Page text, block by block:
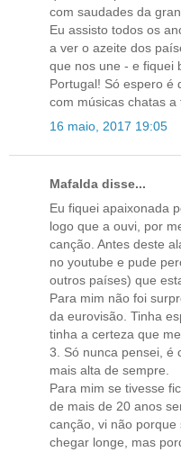
com saudades da
Eu assisto todos os
a ver o azeite dos
que nos une - e fiquei
Portugal! Só espero é
com músicas chatas a
16 maio, 2017 19:05
Mafalda disse...
Eu fiquei apaixonada
logo que a ouvi, por
canção. Antes deste
no youtube e pude
outros países) que
Para mim não foi
da eurovisão. Tinha
tinha a certeza que
3. Só nunca pensei, é
mais alta de sempre.
Para mim se tivesse
de mais de 20 anos
canção, vi não
chegar longe, mas